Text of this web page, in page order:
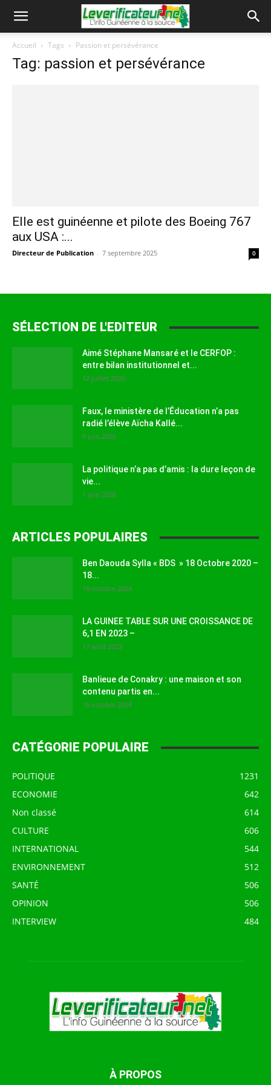
Accueil Tags Passion et persévérance
Tag: passion et persévérance
Elle est guinéenne et pilote des Boeing 767
aux USA :...
Directeur de Publication - 7 septembre 2025 0
SÉLECTION DE L'EDITEUR
Aimé Stéphane Mansaré et le CERFOP :
entre bilan institutionnel et...
12 juillet 2026
Faux, le ministère de l’Éducation n’a pas
radié l’élève Aïcha Kallé...
9 juin 2026
La politique n’a pas d’amis : la dure leçon de
vie...
1 juin 2026
ARTICLES POPULAIRES
Ben Daouda Sylla « BDS » 18 Octobre 2020 –
18...
18 octobre 2024
LA GUINEE TABLE SUR UNE CROISSANCE DE
6,1 EN 2023 –
17 août 2023
Banlieue de Conakry : une maison et son
contenu partis en...
16 octobre 2024
CATÉGORIE POPULAIRE
POLITIQUE
1231
ECONOMIE
642
Non classé
614
CULTURE
606
INTERNATIONAL
544
ENVIRONNEMENT
512
SANTÉ
506
OPINION
506
INTERVIEW
484
À PROPOS